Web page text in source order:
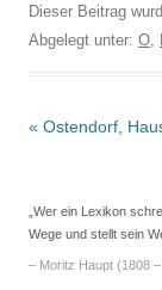
Dieser Beitrag
Abgelegt unter: O
Beitrags-
« Ostendorf,
„Wer ein Lexikon
Wege und stellt sein
– Moritz Haupt (1808